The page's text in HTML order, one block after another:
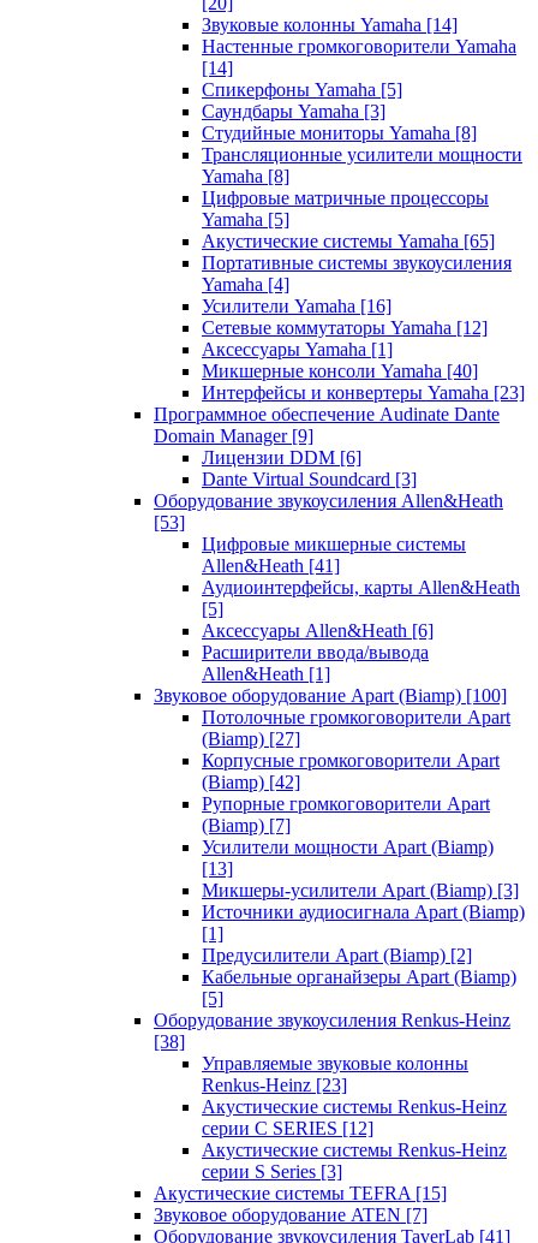
Звуковые колонны Yamaha [14]
Настенные громкоговорители Yamaha
[14]
Спикерфоны Yamaha [5]
Саундбары Yamaha [3]
Студийные мониторы Yamaha [8]
Трансляционные усилители мощности
Yamaha [8]
Цифровые матричные процессоры
Yamaha [5]
Акустические системы Yamaha [65]
Портативные системы звукоусиления
Yamaha [4]
Усилители Yamaha [16]
Сетевые коммутаторы Yamaha [12]
Аксессуары Yamaha [1]
Микшерные консоли Yamaha [40]
Интерфейсы и конвертеры Yamaha [23]
Программное обеспечение Audinate Dante
Domain Manager [9]
Лицензии DDM [6]
Dante Virtual Soundcard [3]
Оборудование звукоусиления Allen&Heath
[53]
Цифровые микшерные системы
Allen&Heath [41]
Аудиоинтерфейсы, карты Allen&Heath
[5]
Аксессуары Allen&Heath [6]
Расширители ввода/вывода
Allen&Heath [1]
Звуковое оборудование Apart (Biamp) [100]
Потолочные громкоговорители Apart
(Biamp) [27]
Корпусные громкоговорители Apart
(Biamp) [42]
Рупорные громкоговорители Apart
(Biamp) [7]
Усилители мощности Apart (Biamp)
[13]
Микшеры-усилители Apart (Biamp) [3]
Источники аудиосигнала Apart (Biamp)
[1]
Предусилители Apart (Biamp) [2]
Кабельные органайзеры Apart (Biamp)
[5]
Оборудование звукоусиления Renkus-Heinz
[38]
Управляемые звуковые колонны
Renkus-Heinz [23]
Акустические системы Renkus-Heinz
серии C SERIES [12]
Акустические системы Renkus-Heinz
серии S Series [3]
Акустические системы TEFRA [15]
Звуковое оборудование ATEN [7]
Оборудование звукоусиления TaverLab [41]